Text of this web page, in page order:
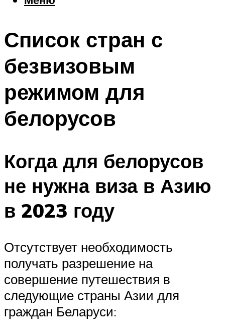
Шоппинг
Меню
Список стран с
безвизовым
режимом для
белорусов
Когда для белорусов
не нужна виза в Азию
в 2023 году
Отсутствует необходимость
получать разрешение на
совершение путешествия в
следующие страны Азии для
граждан Беларуси: